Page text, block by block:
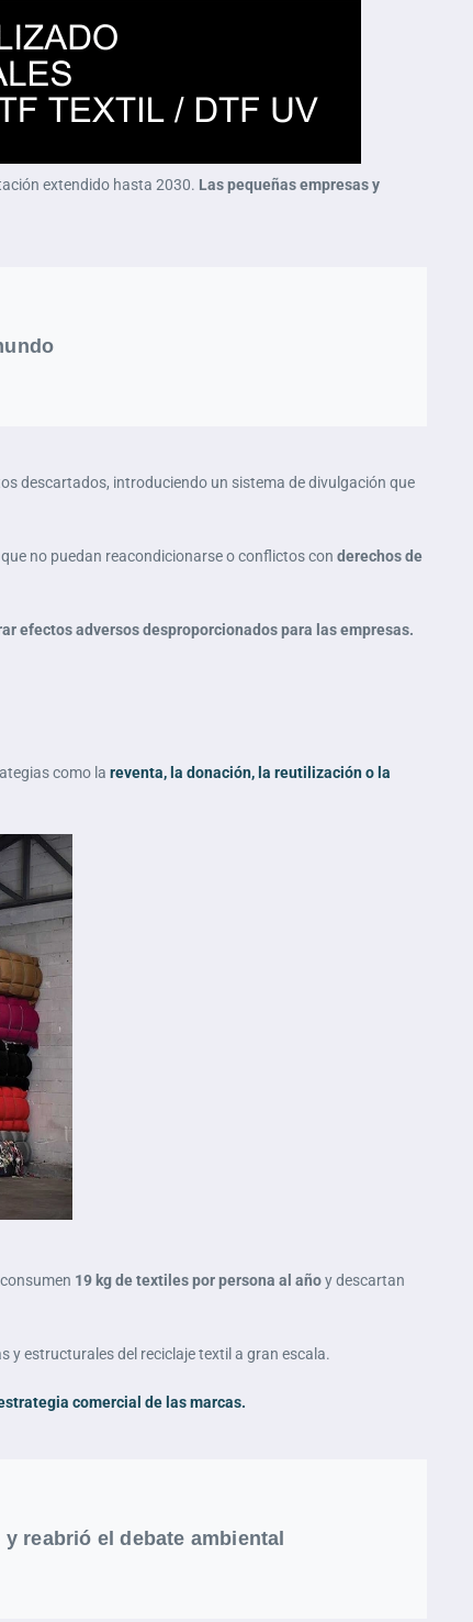
extendido hasta 2030. Las pequeñas empresas y
descartados, introduciendo un sistema de divulgación que
no puedan reacondicionarse o conflictos con derechos de
efectos adversos desproporcionados para las empresas.
como la reventa, la donación, la reutilización o la
19 kg de textiles por persona al añoy descartan
y estructurales del reciclaje textil a gran escala.
comercial de las marcas.
reabrió el debate ambiental